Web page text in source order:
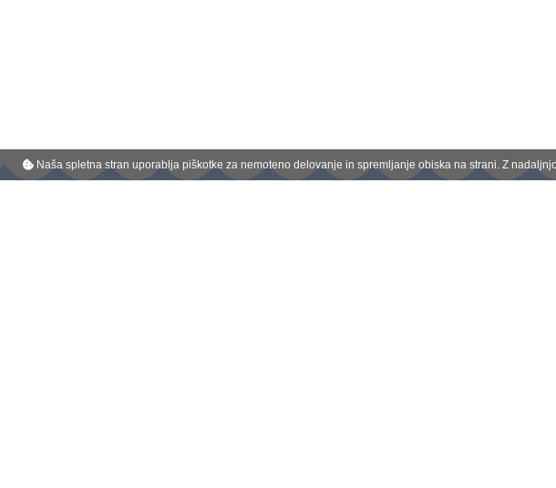
Naša spletna stran uporablja piškotke za nemoteno delovanje in spremljanje obiska na strani. Z